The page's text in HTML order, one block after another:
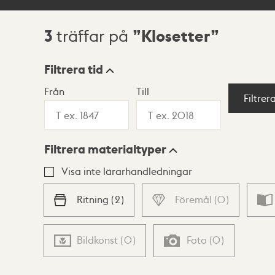
Sökresultat
3 träffar på Klosetter
Visningsläge
Lista Karta
Filtrera tid
Från Till
Filtrera materialtyper
Visa inte lärarhandledningar
Ritning (2) Föremål (0)
Bildkonst (0) Foto (0)